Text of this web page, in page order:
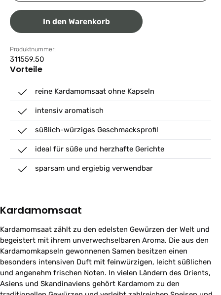
In den Warenkorb
Produktnummer:
311559.50
Vorteile
reine Kardamomsaat ohne Kapseln
intensiv aromatisch
süßlich-würziges Geschmacksprofil
ideal für süße und herzhafte Gerichte
sparsam und ergiebig verwendbar
Kardamomsaat
Kardamomsaat zählt zu den edelsten Gewürzen der Welt und
begeistert mit ihrem unverwechselbaren Aroma. Die aus den
Kardamomkapseln gewonnenen Samen besitzen einen
besonders intensiven Duft mit feinwürzigen, leicht süßlichen
und angenehm frischen Noten. In vielen Ländern des Orients,
Asiens und Skandinaviens gehört Kardamom zu den